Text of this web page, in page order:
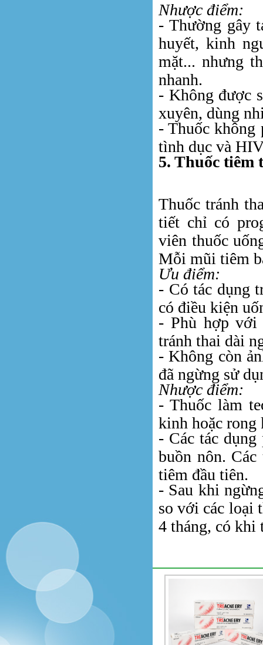
Nhược điểm:
- Thường gây
huyết, kinh
mặt... nhưng
nhanh.
- Không được
xuyên, dùng
- Thuốc không
tình dục và
5. Thuốc tiêm
Thuốc tránh
tiết chỉ có
viên thuốc
Mỗi mũi tiêm
Ưu điểm:
- Có tác dụng
có điều kiện
- Phù hợp với
tránh thai dài
- Không còn
đã ngừng sử
Nhược điểm:
- Thuốc làm
kinh hoặc rong
- Các tác
buồn nôn.
tiêm đầu tiên.
- Sau khi
so với các loại
4 tháng, có